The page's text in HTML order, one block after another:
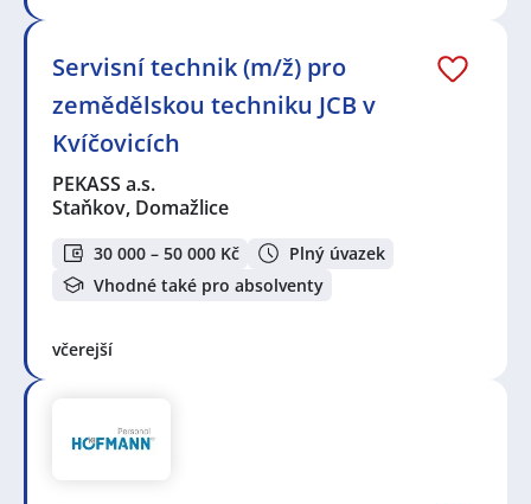
Servisní technik (m/ž) pro
zemědělskou techniku JCB v
Kvíčovicích
PEKASS a.s.
Staňkov, Domažlice
30 000 – 50 000 Kč
Plný úvazek
Vhodné také pro absolventy
včerejší